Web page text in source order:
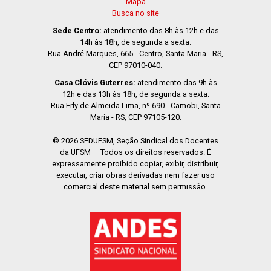
Busca no site
Sede Centro: atendimento das 8h às 12h e das
14h às 18h, de segunda a sexta.
Rua André Marques, 665 - Centro, Santa Maria - RS,
CEP 97010-040.
Casa Clóvis Guterres: atendimento das 9h às
12h e das 13h às 18h, de segunda a sexta.
Rua Erly de Almeida Lima, nº 690 - Camobi, Santa
Maria - RS, CEP 97105-120.
© 2026 SEDUFSM, Seção Sindical dos Docentes
da UFSM — Todos os direitos reservados. É
expressamente proibido copiar, exibir, distribuir,
executar, criar obras derivadas nem fazer uso
comercial deste material sem permissão.